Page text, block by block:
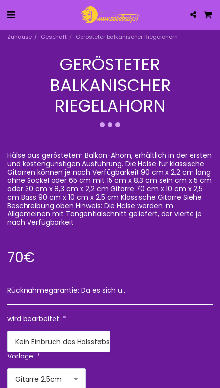
Zuhause Geschäft Gerösteter balkanischer Riegelahorn
GERÖSTETER
BALKANISCHER
RIEGELAHORN
Hälse aus geröstetem Balkan-Ahorn, erhältlich in der ersten
und kostengünstigen Ausführung. Die Hälse für klassische
Gitarren können je nach Verfügbarkeit 90 cm x 2,2 cm lang
ohne Sockel oder 65 cm mit 15 cm x 8,3 cm sein cm x 5 cm
oder 30 cm x 8,3 cm x 2,2 cm Gitarre 70 cm x 10 cm x 2,5
cm Bass 90 cm x 10 cm x 2,5 cm Klassische Gitarre Siehe
Beschreibung oben Hinweis: Die Hälse werden im
Allgemeinen mit Tangentialschnitt geliefert, der vierte je
nach Verfügbarkeit
70€
Rücknahmegarantie: Da es sich um einen Fernabsatz handelt, hat der Kunde das Widerrufsrecht, die Versandkosten gehen zu seinen Lasten und jedes Objekt darf im Vergleich zum Lieferzustand nicht verändert werden. Wir empfehlen Ihnen immer, für Ihre Bestellung eine Versicherung abzuschließen, denn „ Im Falle eines Verlusts oder einer Beschädigung übernehmen wir keine Verantwortung für den Vorfall
wird bearbeitet: *
Kein Einbruch des Halsstabs
Vorlage: *
Gitarre 2,5cm